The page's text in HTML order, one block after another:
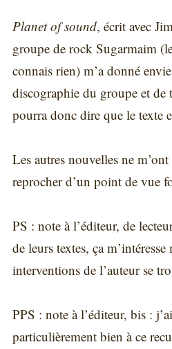
Planet of sound, écrit avec
groupe de rock Sugarmaim
connais rien) m’a donné
discographie du groupe et
pourra donc dire que le texte
Les autres nouvelles ne
reprocher d’un point de vue
PS : note à l’éditeur, de
de leurs textes, ça
interventions de l’auteur se
PPS : note à l’éditeur, bis :
particulièrement bien à ce